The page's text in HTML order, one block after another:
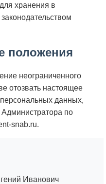
хранения в
положения
неограниченного
отозвать настоящее
данных,
по
snab.ru.
Иванович